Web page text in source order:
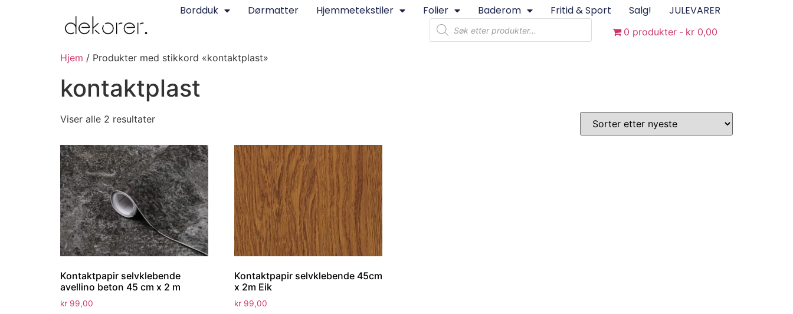
Bordduk Dørmatter Hjemmetekstiler Folier Baderom Fritid & Sport Salg! JULEVARER
0 produkter kr 0,00
Hjem / Produkter med stikkord «kontaktplast»
kontaktplast
Viser alle 2 resultater
Kontaktpapir selvklebende
avellino beton 45 cm x 2 m
kr 99,00
Kontaktpapir selvklebende 45cm
x 2m Eik
kr99,00